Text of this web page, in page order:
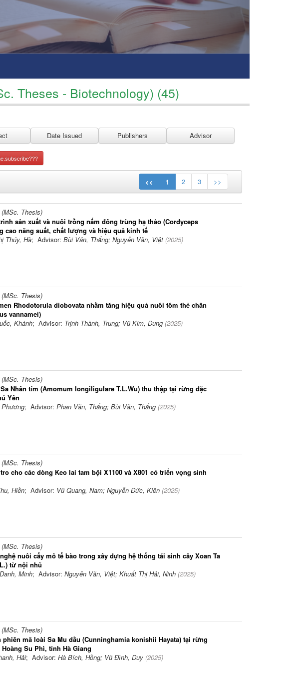
Theses - Biotechnology) (45)
<< 1 2 3 >>
Thesis)
sản xuất và nuôi trồng nấm đông trùng hạ thảo (Cordyceps
cao năng suất, chất lượng và hiệu quả kinh tế
Thúy, Hà; Advisor:Bùi Văn, Thắng; Nguyễn Văn, Việt (2025)
Thesis)
Rhodotorula diobovata nhằm tăng hiệu quả nuôi tôm thẻ chân
vannamei)
Khánh; Advisor: Trịnh Thành, Trung; Vũ Kim, Dung (2025)
Thesis)
Nhân tím (Amomum longiligulare T.L.Wu) thu thập tại rừng đặc
Yên
; Advisor:Phan Văn, Thắng; Bùi Văn, Thắng (2025)
Thesis)
cho các dòng Keo lai tam bội X1100 và X801 có triển vọng sinh
Hiền; Advisor: Vũ Quang, Nam; Nguyễn Đức, Kiên (2025)
Thesis)
nuôi cấy mô tế bào trong xây dựng hệ thống tái sinh cây Xoan Ta
từ nội nhũ
Minh; Advisor:Nguyễn Văn, Việt; Khuất Thị Hải, Ninh (2025)
Thesis)
phiên mã loài Sa Mu dầu (Cunninghamia konishii Hayata) tại rừng
Su Phì, tỉnh Hà Giang
Hải; Advisor:Hà Bích, Hồng; Vũ Đình, Duy (2025)